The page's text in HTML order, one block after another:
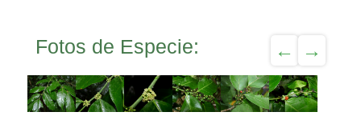
Fotos de Especie: